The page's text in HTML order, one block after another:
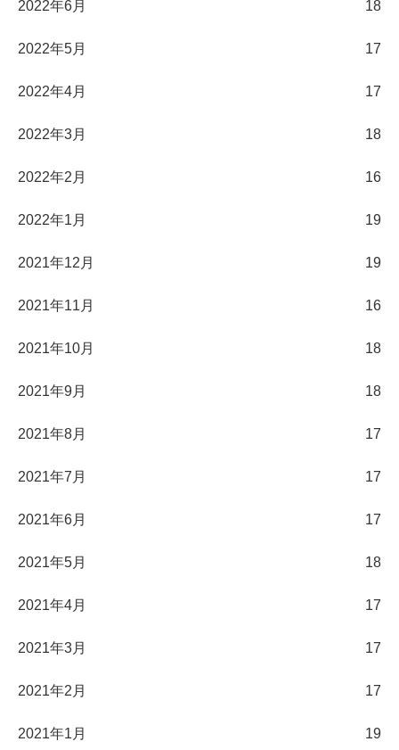
2022年6月 18
2022年5月 17
2022年4月 17
2022年3月 18
2022年2月 16
2022年1月 19
2021年12月 19
2021年11月 16
2021年10月 18
2021年9月 18
2021年8月 17
2021年7月 17
2021年6月 17
2021年5月 18
2021年4月 17
2021年3月 17
2021年2月 17
2021年1月 19